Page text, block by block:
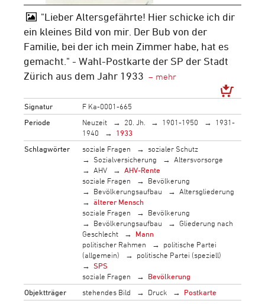
"Lieber Altersgefährte! Hier schicke ich dir
ein kleines Bild von mir. Der Bub von der
Familie, bei der ich mein Zimmer habe, hat es
gemacht." - Wahl-Postkarte der SP der Stadt
Zürich aus dem Jahr 1933
Signatur
F Ka-0001-665
Periode
Neuzeit 20. Jh. 1901-1950
1931-
1940
1933
Schlagwörter
soziale Fragen
sozialer Schutz
Sozialversicherung
Altersvorsorge
AHV
AHV-Rente
soziale Fragen
Bevölkerung
Bevölkerungsaufbau
Altersgliederung
älterer Mensch
soziale Fragen
Bevölkerung
Bevölkerungsaufbau
Gliederung nach
Geschlecht
Mann
politischer Rahmen
politische Partei
(allgemein)
politische Partei (speziell)
SPS
soziale Fragen
Bevölkerung
Objektträger
stehendes Bild Druck
Postkarte